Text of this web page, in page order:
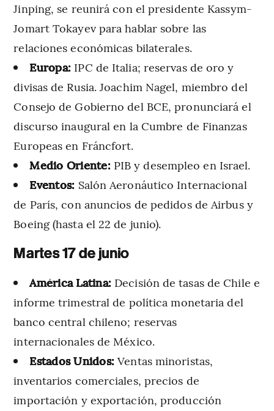
Jinping, se reunirá con el presidente Kassym-
Jomart Tokayev para hablar sobre las
relaciones económicas bilaterales.
Europa: IPC de Italia; reservas de oro y
divisas de Rusia. Joachim Nagel, miembro del
Consejo de Gobierno del BCE, pronunciará el
discurso inaugural en la Cumbre de Finanzas
Europeas en Fráncfort.
Medio Oriente: PIB y desempleo en Israel.
Eventos: Salón Aeronáutico Internacional
de París, con anuncios de pedidos de Airbus y
Boeing (hasta el 22 de junio).
Martes 17 de junio
América Latina: Decisión de tasas de Chile e
informe trimestral de política monetaria del
banco central chileno; reservas
internacionales de México.
Estados Unidos:Ventas minoristas,
inventarios comerciales, precios de
importación y exportación, producción